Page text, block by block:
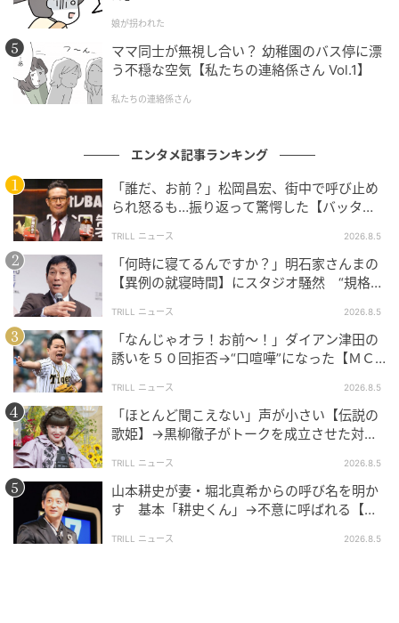
娘が拐われた
ママ同士が無視し合い？ 幼稚園のバス停に漂
う不穏な空気【私たちの連絡係さん Vol.1】
私たちの連絡係さん
エンタメ記事ランキング
「誰だ、お前？」松岡昌宏、街中で呼び止め
られ怒るも…振り返って驚愕した【バッタリ
TRILL ニュース 2026.8.5
「何時に寝てるんですか？」明石家さんまの
【異例の就寝時間】にスタジオ騒然 “規格外
TRILL ニュース 2026.8.5
「なんじゃオラ！お前～！」ダイアン津田の
誘いを５０回拒否→“口喧嘩”になった【ＭＣ
TRILL ニュース 2026.8.5
「ほとんど聞こえない」声が小さい【伝説の
歌姫】→黒柳徹子がトークを成立させた対応
TRILL ニュース 2026.8.5
山本耕史が妻・堀北真希からの呼び名を明か
す 基本「耕史くん」→不意に呼ばれる【ユ
TRILL ニュース 2026.8.5